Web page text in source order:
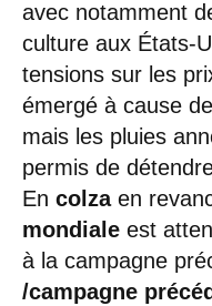
avec notamment
culture aux États-
tensions sur les
émergé à cause
mais les pluies
permis de
En colzaen
mondiale est
à la campagne
/campagne